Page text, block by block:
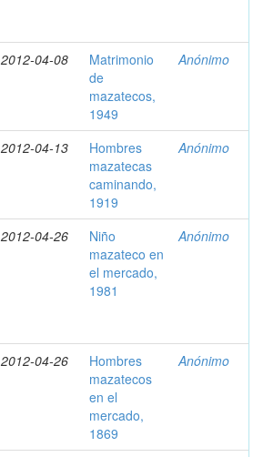
2012-04-08
Matrimonio
de
mazatecos,
1949
Anónimo
2012-04-13
Hombres
mazatecas
caminando,
1919
Anónimo
2012-04-26
Niño
mazateco en
el mercado,
1981
Anónimo
2012-04-26
Hombres
mazatecos
en el
mercado,
1869
Anónimo